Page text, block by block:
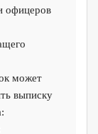
офицеров
может
выписку